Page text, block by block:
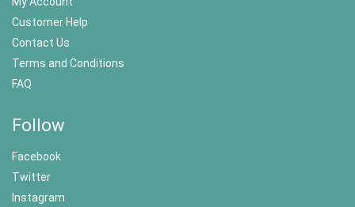
Customer Help
Contact Us
Terms and Conditions
FAQ
Follow
Facebook
Twitter
Instagram